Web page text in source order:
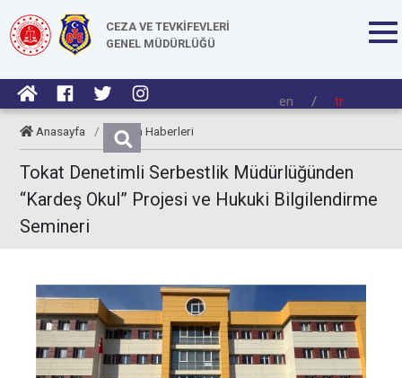
CEZA VE TEVKİFEVLERİ
GENEL MÜDÜRLÜĞÜ
en / tr
Anasayfa / Kurum Haberleri
Tokat Denetimli Serbestlik Müdürlüğünden
“Kardeş Okul” Projesi ve Hukuki Bilgilendirme
Semineri